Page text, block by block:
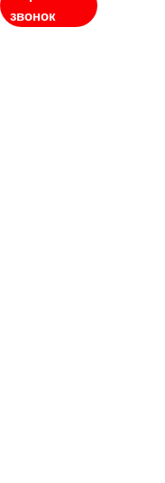
звонок